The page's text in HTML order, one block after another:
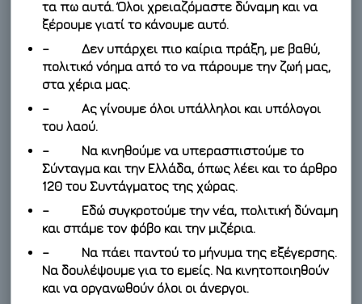
τα πω αυτά. Όλοι χρειαζόμαστε δύναμη και να
ξέρουμε γιατί το κάνουμε αυτό.
– Δεν υπάρχει πιο καίρια πράξη, με βαθύ,
πολιτικό νόημα από το να πάρουμε την ζωή μας,
στα χέρια μας.
– Ας γίνουμε όλοι υπάλληλοι και υπόλογοι
του λαού.
– Να κινηθούμε να υπερασπιστούμε το
Σύνταγμα και την Ελλάδα, όπως λέει και το άρθρο
120 του Συντάγματος της χώρας.
– Εδώ συγκροτούμε την νέα, πολιτική δύναμη
και σπάμε τον φόβο και την μιζέρια.
– Να πάει παντού το μήνυμα της εξέγερσης.
Να δουλέψουμε για το εμείς. Να κινητοποιηθούν
και να οργανωθούν όλοι οι άνεργοι.